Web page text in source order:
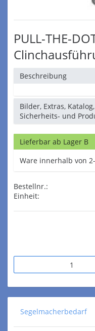
PULL-THE-
Beschreibung
Bilder, Extras,
Sicherheits- und
Lieferbar ab Lager B
Ware innerhalb von
Bestellnr.:
Einheit:
Segelmacherbedarf